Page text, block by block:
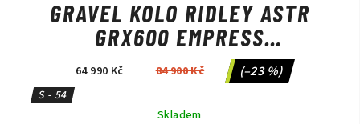
GRAVEL KOLO RIDLEY ASTR
GRX600 EMPRESS
GREY/ANTHRACITE METALLIC
64 990 Kč 84 900 Kč (–23 %)
S - 54
Skladem